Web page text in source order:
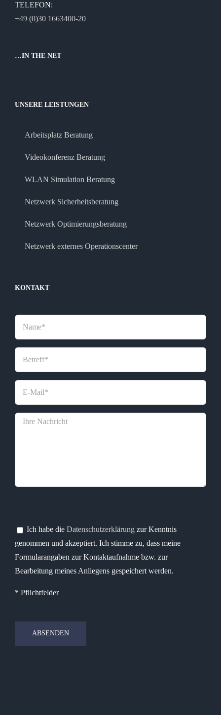
TELEFON:
+49 (0)30 1663400-20
…IN THE NET
UNSERE LEISTUNGEN
Arbeitsplatz Beratung
Videokonferenz Beratung
WLAN Simulation Beratung
Netzwerk Sicherheitsberatung
Netzwerk Optimierungsberatung
Netzwerk externes Operationscenter
KONTAKT
Ich habe die Datenschutzerklärung zur Kenntnis
genommen und akzeptiert. Ich stimme zu, dass meine
Formularangaben zur Kontaktaufnahme bzw. zur
Bearbeitung meines Anliegens gespeichert werden.
* Pflichtfelder